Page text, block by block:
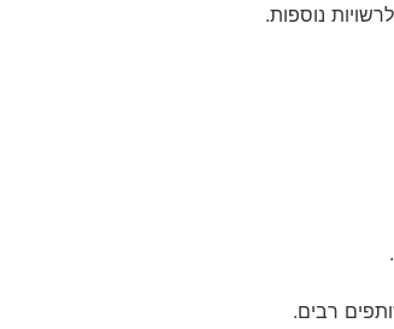
נוספות.
רבים.